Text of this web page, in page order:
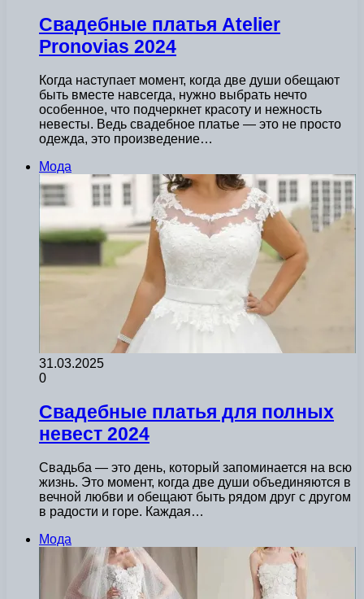
Свадебные платья Atelier
Pronovias 2024
Когда наступает момент, когда две души обещают
быть вместе навсегда, нужно выбрать нечто
особенное, что подчеркнет красоту и нежность
невесты. Ведь свадебное платье — это не просто
одежда, это произведение…
Мода
31.03.2025
0
Свадебные платья для полных
невест 2024
Свадьба — это день, который запоминается на всю
жизнь. Это момент, когда две души объединяются в
вечной любви и обещают быть рядом друг с другом
в радости и горе. Каждая…
Мода